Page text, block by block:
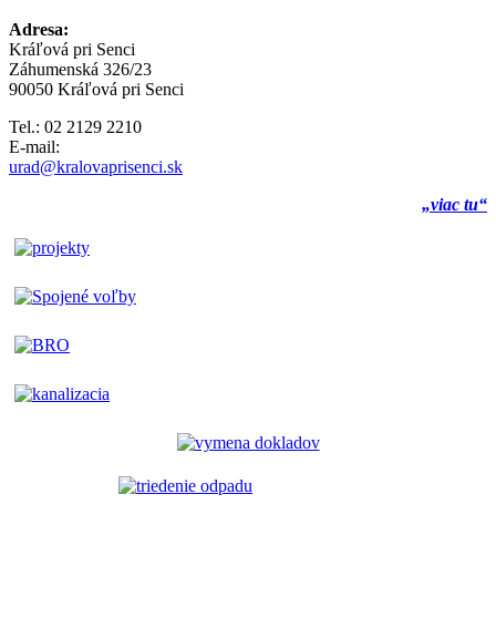
Adresa:
Kráľová pri Senci
Záhumenská 326/23
90050 Kráľová pri Senci
Tel.: 02 2129 2210
E-mail:
urad@kralovaprisenci.sk
„viac tu“